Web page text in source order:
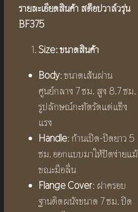
รายละเอียดสินค้า สต็อปวาล์วรุ่น
BF375
Size:ขนาดสินค้า
Body: ขนาดเส้นผ่าน
ศูนย์กลาง 7 ซม. สูง 8.7 ซม.
รูปลักษณ์กะทัดรัดแต่แข็ง
แรง
Handle: ก้านเปิด-ปิดยาว 5
ซม. ออกแบบมาให้ปัดง่ายแม้
ขณะมือลื่น
Flange Cover: ฝาครอบ
ฐานติดผนังขนาด 7 ซม. ปิด